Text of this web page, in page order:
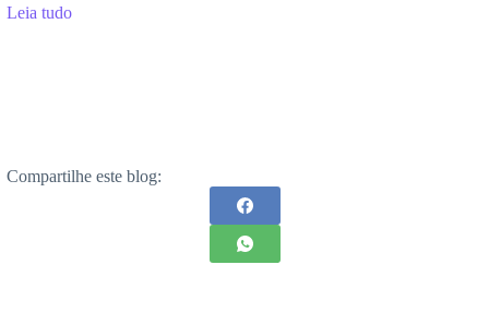
Leia tudo
Compartilhe este blog: